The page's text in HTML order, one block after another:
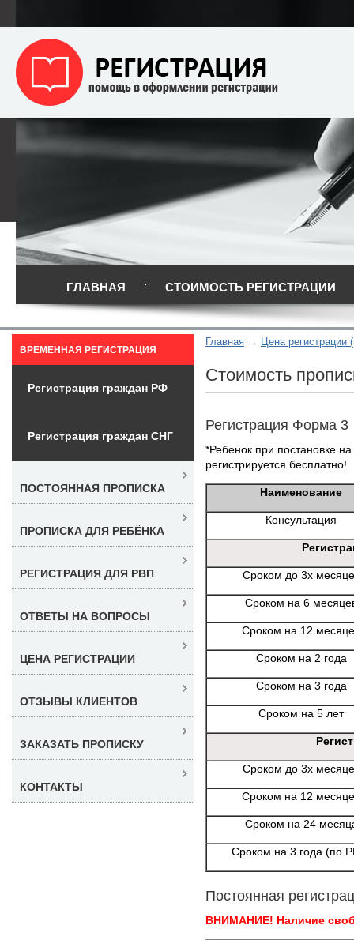
ГЛАВНАЯ СТОИМОСТЬ РЕГИСТРАЦИИ
Главная Цена регистрации
Стоимость
Регистрация Форма 3
*Ребенок при постановке
регистрируется бесплатно!
Наименование
Консультация
Сроком до 3х
Сроком на 6
Сроком на 12
Сроком на 2 года
Сроком на 3 года
Сроком на 5 лет
Сроком до 3х
Сроком на 12
Сроком на 24
Сроком на 3 года (по
Постоянная
ВНИМАНИЕ! Наличие
ВРЕМЕННАЯ РЕГИСТРАЦИЯ
Регистрация граждан РФ
Регистрация граждан СНГ
ПОСТОЯННАЯ ПРОПИСКА
ПРОПИСКА ДЛЯ РЕБЁНКА
РЕГИСТРАЦИЯ ДЛЯ РВП
ОТВЕТЫ НА ВОПРОСЫ
ЦЕНА РЕГИСТРАЦИИ
ОТЗЫВЫ КЛИЕНТОВ
ЗАКАЗАТЬ ПРОПИСКУ
КОНТАКТЫ